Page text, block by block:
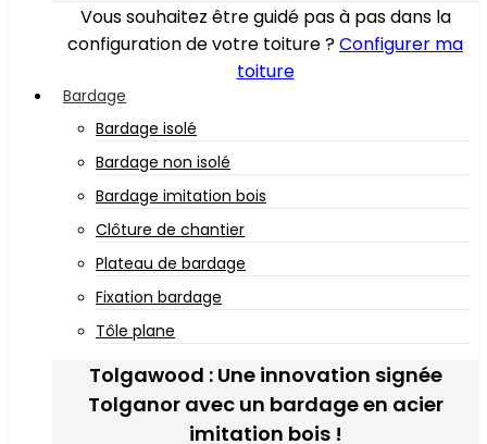
Vous souhaitez être guidé pas à pas dans la
configuration de votre toiture ?Configurer ma
toiture
Bardage
Bardage isolé
Bardage non isolé
Bardage imitation bois
Clôture de chantier
Plateau de bardage
Fixation bardage
Tôle plane
Tolgawood : Une innovation signée
Tolganor avec un bardage en acier
imitation bois !